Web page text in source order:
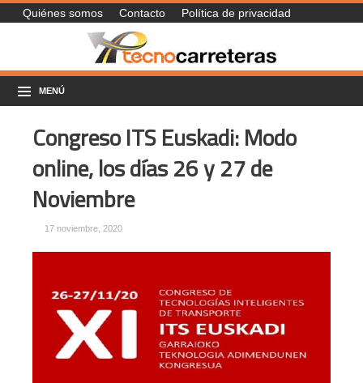
Quiénes somos Contacto Política de privacidad
MENÚ
Congreso ITS Euskadi: Modo
online, los días 26 y 27 de
Noviembre
17 noviembre, 2020